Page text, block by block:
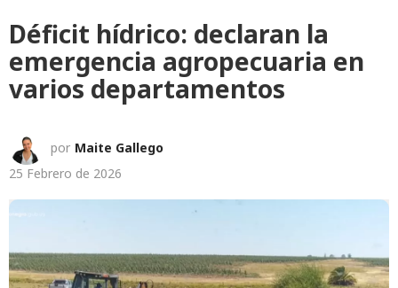
Déficit hídrico: declaran la
emergencia agropecuaria en
varios departamentos
por Maite Gallego
25 Febrero de 2026